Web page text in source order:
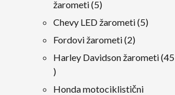
žarometi 55
izdelki
Chevy LED žarometi 55
Fordovi žarometi 22
izdelki
Harley Davidson žarometi 45
45
izdelki
Honda motociklistični